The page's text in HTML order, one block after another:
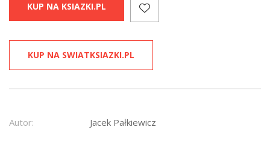
KUP NA KSIAZKI.PL
KUP NA SWIATKSIAZKI.PL
Autor: Jacek Pałkiewicz